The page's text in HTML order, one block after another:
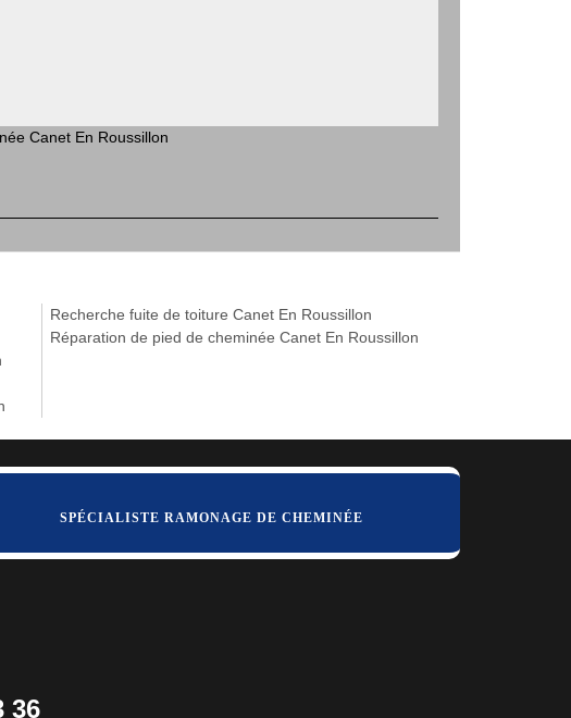
Canet En Roussillon
Recherche fuite de toiture Canet En Roussillon
Réparation de pied de cheminée Canet En Roussillon
SPÉCIALISTE RAMONAGE DE CHEMINÉE
36